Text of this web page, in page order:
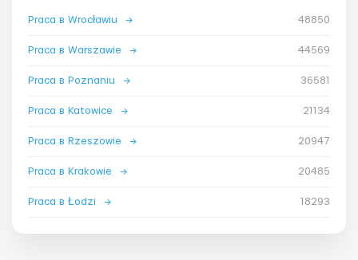
Praca в Wrocławiu → 48850
Praca в Warszawie → 44569
Praca в Poznaniu → 36581
Praca в Katowice → 21134
Praca в Rzeszowie → 20947
Praca в Krakowie → 20485
Praca в Łodzi → 18293